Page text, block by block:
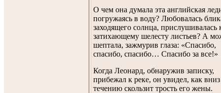
О чем она думала эта английская
погружаясь в воду? Любовалась
заходящего солнца, прислушивалась
затихающему шелесту листьев? А
шептала, зажмурив глаза: «Спасибо,
спасибо, спасибо… Спасибо за все!»
Когда Леонард, обнаружив записку,
прибежал к реке, он увидел, как
течению скользит трость его жены.